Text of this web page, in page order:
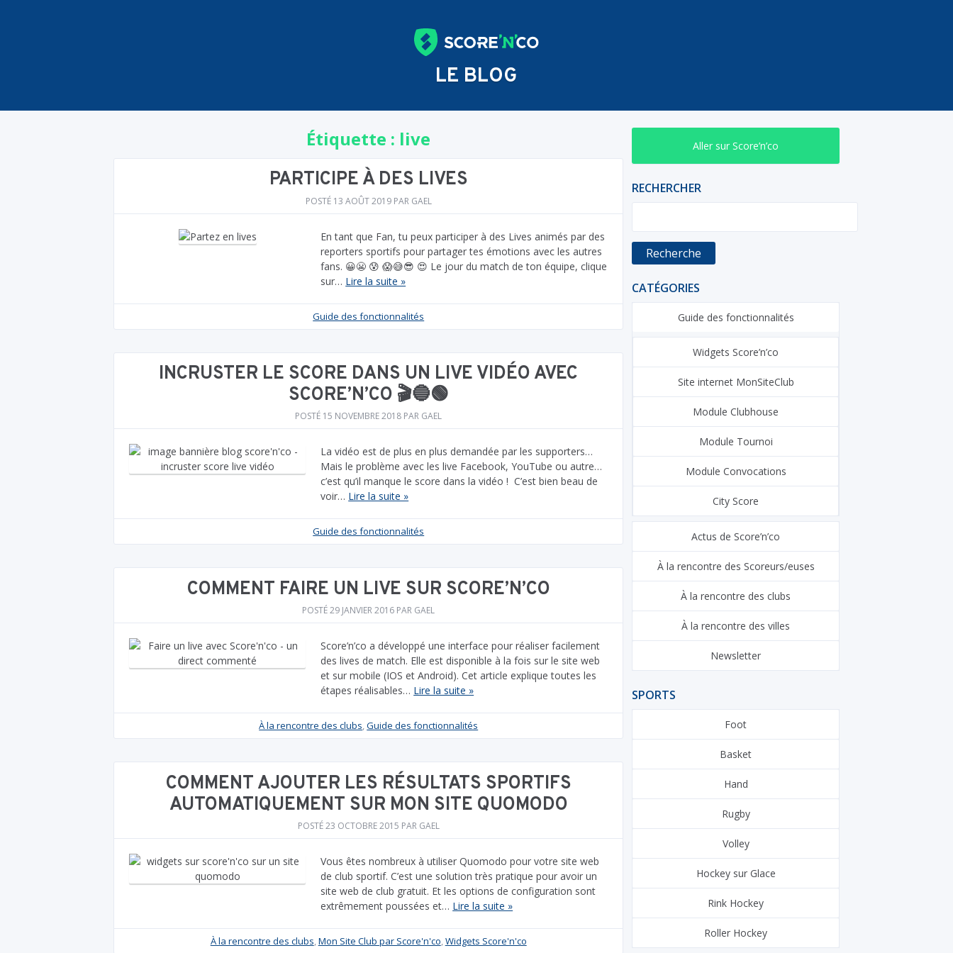
LE BLOG
Étiquette : live
PARTICIPE À DES LIVES
POSTÉ 13 AOÛT 2019 PAR GAEL
En tant que Fan, tu peux participer à des Lives animés par des
reporters sportifs pour partager tes émotions avec les autres
fans. 😀😬 😰 😱😅😎 😍 Le jour du match de ton équipe, clique
sur… Lire la suite »
Guide des fonctionnalités
INCRUSTER LE SCORE DANS UN LIVE VIDÉO AVEC
SCORE’N’CO 🎬🔵🟢
POSTÉ 15 NOVEMBRE 2018 PAR GAEL
La vidéo est de plus en plus demandée par les supporters…
Mais le problème avec les live Facebook, YouTube ou autre…
c’est qu’il manque le score dans la vidéo ! C’est bien beau de
voir… Lire la suite »
Guide des fonctionnalités
COMMENT FAIRE UN LIVE SUR SCORE’N’CO
POSTÉ29 JANVIER 2016 PAR GAEL
Score’n’co a développé une interface pour réaliser facilement
des lives de match. Elle est disponible à la fois sur le site web
et sur mobile (IOS et Android). Cet article explique toutes les
étapes réalisables… Lire la suite »
À la rencontre des clubs,Guide des fonctionnalités
COMMENT AJOUTER LES RÉSULTATS SPORTIFS
AUTOMATIQUEMENT SUR MON SITE QUOMODO
POSTÉ23 OCTOBRE 2015 PAR GAEL
Vous êtes nombreux à utiliser Quomodo pour votre site web
de club sportif. C’est une solution très pratique pour avoir un
site web de club gratuit. Et les options de configuration sont
extrêmement poussées et… Lire la suite »
À la rencontre des clubs,Mon Site Club par Score'n'co,Widgets Score'n'co
Aller sur Score’n’co
RECHERCHER
Recherche
CATÉGORIES
Guide des fonctionnalités
Widgets Score’n’co
Site internet MonSiteClub
Module Clubhouse
Module Tournoi
Module Convocations
City Score
Actus de Score’n’co
À la rencontre des Scoreurs/euses
À la rencontre des clubs
À la rencontre des villes
Newsletter
SPORTS
Foot
Basket
Hand
Rugby
Volley
Hockey sur Glace
Rink Hockey
Roller Hockey